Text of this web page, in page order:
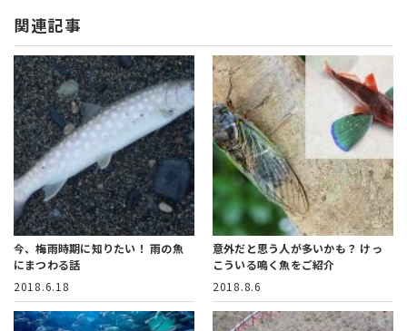
関連記事
今、梅雨時期に知りたい！ 雨の魚
にまつわる話
2018.6.18
意外だと思う人が多いかも？ けっ
こういる鳴く魚をご紹介
2018.8.6